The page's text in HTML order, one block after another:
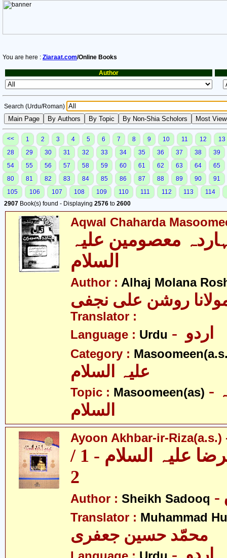
You are here : Ziaraat.com/Online Books
Author
Search (Urdu/Roman)
<< 1 2 3 4 5 6 7 8 9 10 11 12
13
28
29 30 31 32 33 34 35 36 37 38
39
54
55 56 57 58 59 60 61 62 63 64
65
80
81 82 83 84 85 86 87 88 89 90
91
105
106 107 108 109 110 111 112 113
114
2907 Book(s) found - Displaying 2576 to 2600
Aqwal Chaharda
معصومین علیہ
السلام
Author : Alhaj Molana
Translator :
Language : Urdu
Category :
Topic : Masoomeen(as) - معصومین علیہ
السلام
Ayoon Akhbar-ir-Riza(a.s.)
عیون اخبار الرضا علیہ السلام - 1 /
2
Author : Sheikh Sadooq
Translator : Muhammad
محمّد حسین جعفری